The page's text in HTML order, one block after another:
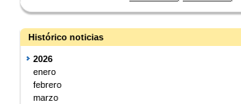
Histórico noticias
2026
enero
febrero
marzo